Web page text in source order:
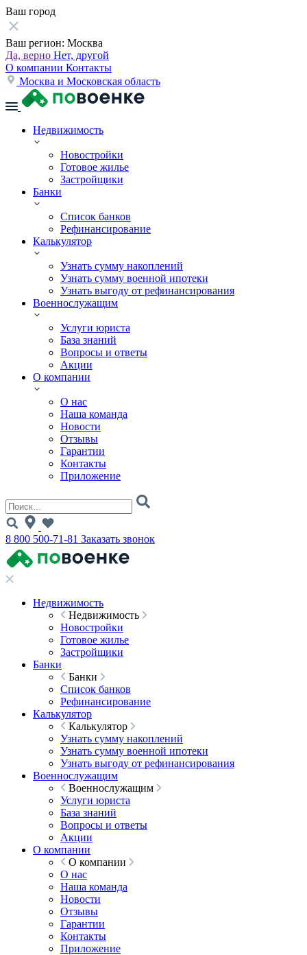
Ваш город
Ваш регион: Москва
Да, верно Нет, другой
О компании Контакты
Москва и Московская область
Недвижимость
Новостройки
Готовое жилье
Застройщики
Банки
Список банков
Рефинансирование
Калькулятор
Узнать сумму накоплений
Узнать сумму военной ипотеки
Узнать выгоду от рефинансирования
Военнослужащим
Услуги юриста
База знаний
Вопросы и ответы
Акции
О компании
О нас
Наша команда
Новости
Отзывы
Гарантии
Контакты
Приложение
8 800 500-71-81 Заказать звонок
Недвижимость
Недвижимость
Новостройки
Готовое жилье
Застройщики
Банки
Банки
Список банков
Рефинансирование
Калькулятор
Калькулятор
Узнать сумму накоплений
Узнать сумму военной ипотеки
Узнать выгоду от рефинансирования
Военнослужащим
Военнослужащим
Услуги юриста
База знаний
Вопросы и ответы
Акции
О компании
О компании
О нас
Наша команда
Новости
Отзывы
Гарантии
Контакты
Приложение